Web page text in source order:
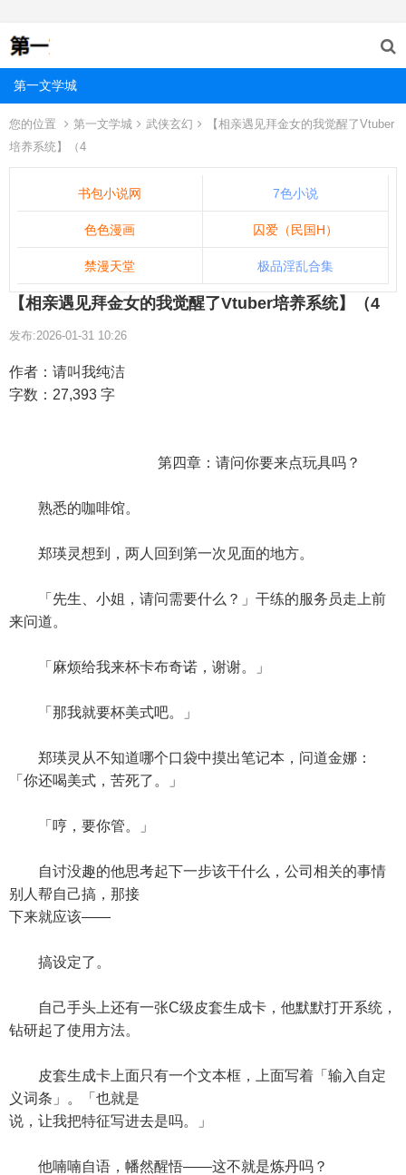
第一文学城
您的位置 第一文学城 武侠玄幻
【相亲遇见拜金女的我觉醒了Vtuber
培养系统】（4
书包小说网 7色小说
色色漫画 囚爱（民国H）
禁漫天堂 极品淫乱合集
【相亲遇见拜金女的我觉醒了Vtuber培养系统】（4
发布:2026-01-31 10:26
作者：请叫我纯洁
字数：27,393 字
第四章：请问你要来点玩具吗？
熟悉的咖啡馆。
郑瑛灵想到，两人回到第一次见面的地方。
「先生、小姐，请问需要什么？」干练的服务员走上前
来问道。
「麻烦给我来杯卡布奇诺，谢谢。」
「那我就要杯美式吧。」
郑瑛灵从不知道哪个口袋中摸出笔记本，问道金娜：
「你还喝美式，苦死了。」
「哼，要你管。」
自讨没趣的他思考起下一步该干什么，公司相关的事情
别人帮自己搞，那接
下来就应该——
搞设定了。
自己手头上还有一张C级皮套生成卡，他默默打开系统，
钻研起了使用方法。
皮套生成卡上面只有一个文本框，上面写着「输入自定
义词条」。「也就是
说，让我把特征写进去是吗。」
他喃喃自语，幡然醒悟——这不就是炼丹吗？